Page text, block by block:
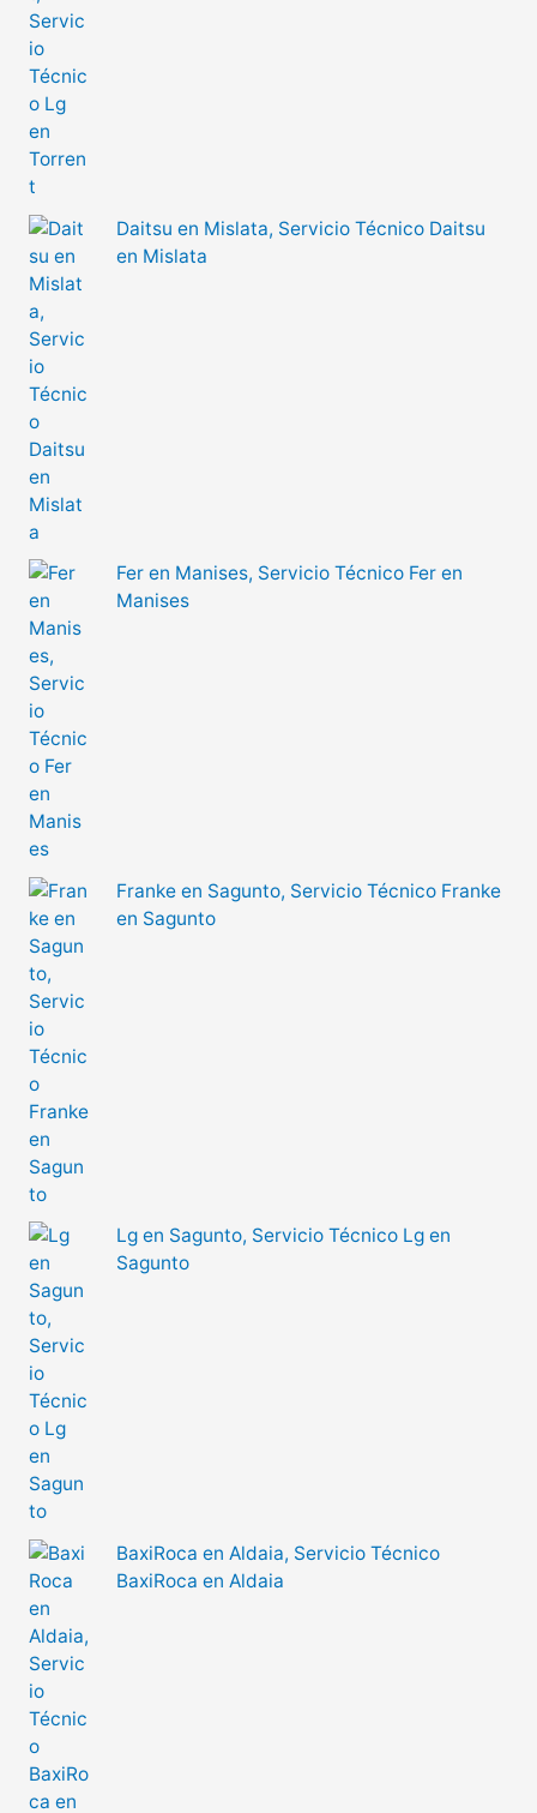
Daitsu en Mislata, Servicio Técnico Daitsu
en Mislata
Fer en Manises, Servicio Técnico Fer en
Manises
Franke en Sagunto, Servicio Técnico Franke
en Sagunto
Lg en Sagunto, Servicio Técnico Lg en
Sagunto
BaxiRoca en Aldaia, Servicio Técnico
BaxiRoca en Aldaia